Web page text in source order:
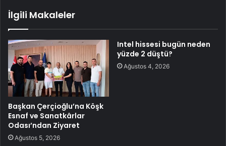
İlgili Makaleler
Başkan Çerçioğlu’na Köşk
Esnaf ve Sanatkârlar
Odası’ndan Ziyaret
Ağustos 5, 2026
Intel hissesi bugün neden
yüzde 2 düştü?
Ağustos 4, 2026